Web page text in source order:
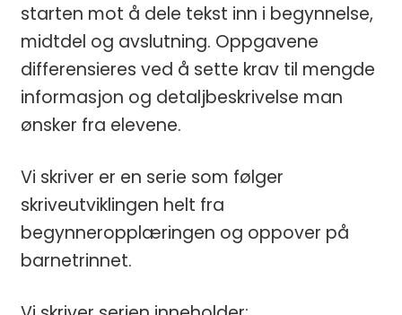
starten mot å dele tekst inn i begynnelse,
midtdel og avslutning. Oppgavene
differensieres ved å sette krav til mengde
informasjon og detaljbeskrivelse man
ønsker fra elevene.
Vi skriver er en serie som følger
skriveutviklingen helt fra
begynneropplæringen og oppover på
barnetrinnet.